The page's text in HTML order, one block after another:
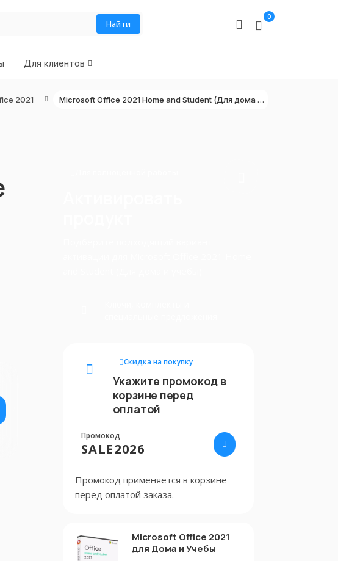
Найти
0
Для клиентов
2021 Microsoft Office 2021 Home and Student (Для дома и учёбы)
Скидка на покупку
Укажите промокод в
корзине перед
оплатой
Промокод
SALE2026
Промокод применяется в корзине
перед оплатой заказа.
Microsoft Office 2021
для Дома и Учебы